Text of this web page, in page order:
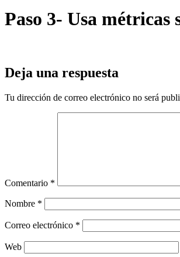
Paso 3- Usa métricas
Deja una respuesta
Tu dirección de correo electrónico no será
Comentario *
Nombre *
Correo electrónico *
Web